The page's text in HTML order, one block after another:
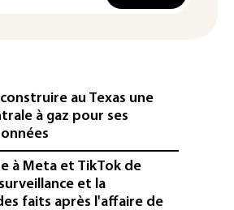
au Texas une
à gaz pour ses
à Meta et TikTok de
et la
faits après l'affaire de